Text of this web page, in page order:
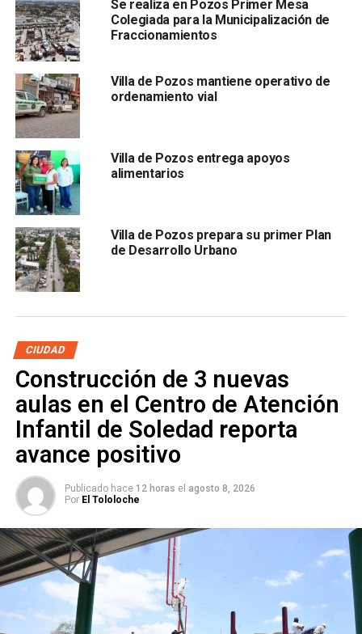
Además, afirmó que gracias al respaldo del Gobierno del
Estado,
vida de sus residentes y trabajará en proyectos de apoyo
a la población, con el propósito de ofrecerles una mejor
calidad de vida.
ARTÍCULOS RELACIONADOS:
DIRECCIÓN DE DESARROLLO SOCIAL
VILLA DE POZOS
SIGUIENTE
En Soledad continúa limpieza de rejillas pluviales
ecológica “Cero Colillas”
Se realiza en Pozos Primer Mesa
Colegiada para la Municipalización de
Fraccionamientos
Villa de Pozos mantiene operativo de
ordenamiento vial
Villa de Pozos entrega apoyos
alimentarios
Villa de Pozos prepara su primer Plan
de Desarrollo Urbano
CIUDAD
Construcción de 3 nuevas
aulas en el Centro de Atención
Infantil de Soledad reporta
avance positivo
Publicado hace 12 horas el agosto 8, 2026
Por El Tololoche